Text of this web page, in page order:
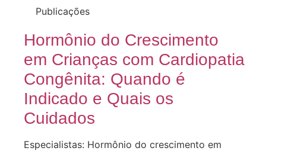
Publicações
Hormônio do Crescimento
em Crianças com Cardiopatia
Congênita: Quando é
Indicado e Quais os
Cuidados
Especialistas: Hormônio do crescimento em